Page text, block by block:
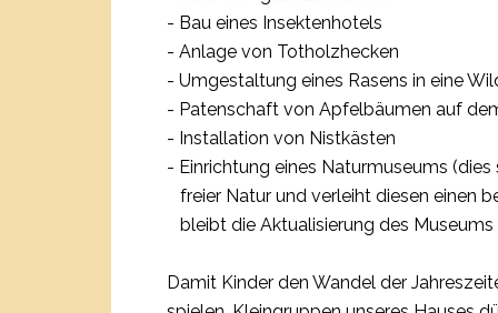
- Bau eines Insektenhotels
- Anlage von Totholzhecken
- Umgestaltung eines Rasens in eine
- Patenschaft von Apfelbäumen auf
- Installation von Nistkästen
- Einrichtung eines Naturmuseums
freier Natur und verleiht diesen einen
bleibt die Aktualisierung des
Damit Kinder den Wandel der